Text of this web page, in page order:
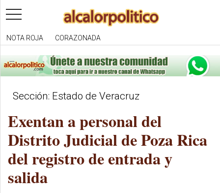
toggle
navigation
NOTA ROJA CORAZONADA
Sección: Estado de Veracruz
Exentan a personal del
Distrito Judicial de Poza Rica
del registro de entrada y
salida